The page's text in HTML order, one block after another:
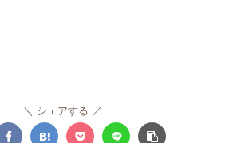
シェアする